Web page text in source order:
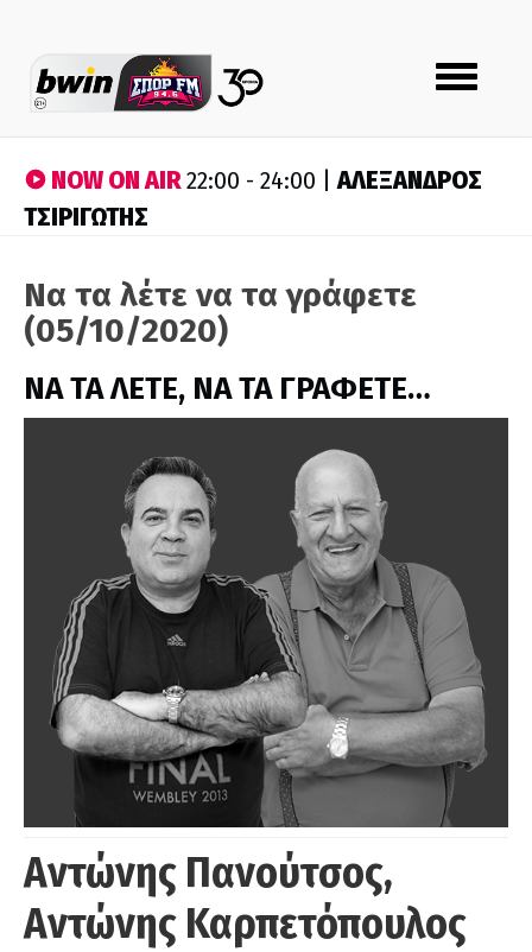
Toggle
navigation
NOW ON AIR22:00 - 24:00 |ΑΛΕΞΑΝΔΡΟΣ
ΤΣΙΡΙΓΩΤΗΣ
Να τα λέτε να τα γράφετε
(05/10/2020)
ΝΑ ΤΑ ΛΕΤΕ, ΝΑ ΤΑ ΓΡΑΦΕΤΕ…
Αντώνης Πανούτσος,
Αντώνης Καρπετόπουλος